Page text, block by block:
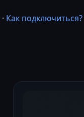
· Как подключиться?